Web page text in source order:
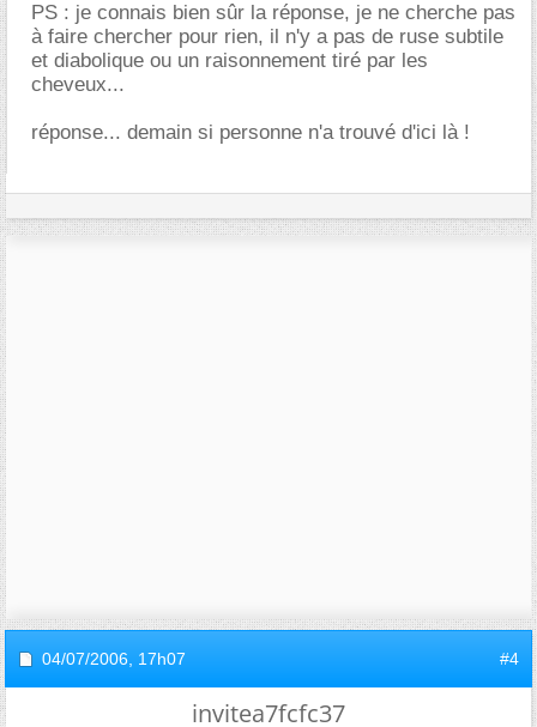
PS : je connais bien sûr la réponse, je ne cherche pas
à faire chercher pour rien, il n'y a pas de ruse subtile
et diabolique ou un raisonnement tiré par les
cheveux...
réponse... demain si personne n'a trouvé d'ici là !
04/07/2006, 17h07 #4
invitea7fcfc37